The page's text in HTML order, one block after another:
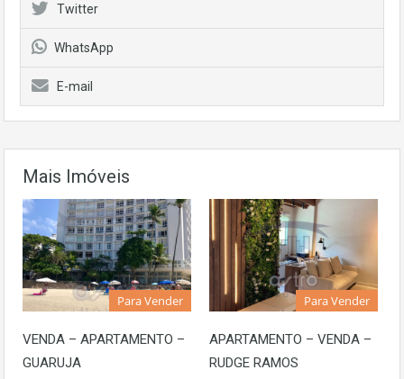
Twitter
WhatsApp
E-mail
Mais Imóveis
Para Vender
VENDA – APARTAMENTO –
GUARUJA
Para Vender
APARTAMENTO – VENDA –
RUDGE RAMOS